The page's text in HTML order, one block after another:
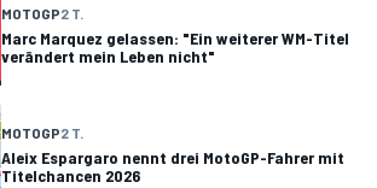
MOTOGP2 T.
Marc Marquez gelassen: "Ein weiterer WM-Titel
verändert mein Leben nicht"
MOTOGP2 T.
Aleix Espargaro nennt drei MotoGP-Fahrer mit
Titelchancen 2026